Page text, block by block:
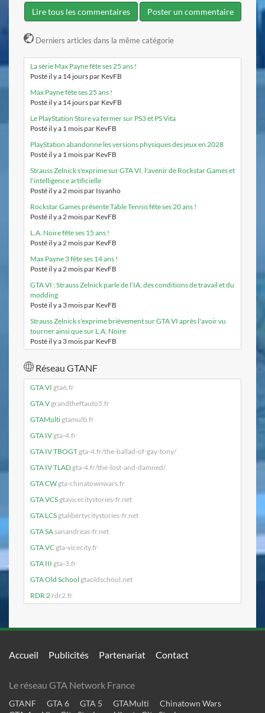
Lire tous les commentaires Poster un commentaire
Derniers articles dans la même catégorie
La série Max Payne fête ses 25 ans !
Posté il y a 14 jours par KevFB
Max Payne fête ses 25 ans !
Posté il y a 14 jours par KevFB
Le PlayStation Store va fermer sur PS3 et PS Vita
Posté il y a 1 mois par KevFB
PlayStation abandonne les versions physiques des jeux en 2028
Posté il y a 1 mois par KevFB
Strauss Zelnick s'exprime sur GTA VI, l'avenir de Rockstar Games et
l'intelligence artificielle
Posté il y a 2 mois par Isyanho
Rockstar Games présente Table Tennis fête ses 20 ans !
Posté il y a 2 mois par KevFB
L.A. Noire fête ses 15 ans !
Posté il y a 2 mois par KevFB
Max Payne 3 fête ses 14 ans !
Posté il y a 2 mois par KevFB
GTA VI : Strauss Zelnick parle de l'IA, des conditions de travail et du
modding
Posté il y a 3 mois par KevFB
Strauss Zelnick s'exprime brièvement sur GTA VI après l'avoir vu
tourner ainsi que sur L.A. Noire
Posté il y a 3 mois par KevFB
Réseau GTANF
GTA VI gta6.fr
GTA Vgrandtheftauto5.fr
GTAMultigtamulti.fr
GTA IVgta-4.fr
GTA IV TBOGTgta-4.fr/the-ballad-of-gay-tony/
GTA IV TLADgta-4.fr/the-lost-and-damned/
GTA CWgta-chinatownwars.fr
GTA VCSgtavicecitystories-fr.net
GTA LCSgtalibertycitystories-fr.net
GTA SAsanandreas-fr.net
GTA VCgta-vicecity.fr
GTA III gta-3.fr
GTA Old School gtaoldschool.net
RDR 2 rdr2.fr
Accueil Publicités Partenariat Contact
Le réseau GTA Network France
GTANF GTA 6 GTA 5 GTAMulti
Chinatown Wars